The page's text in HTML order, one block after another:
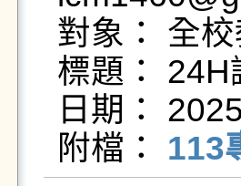
對象： 全
標題：
日期：
附檔： 113